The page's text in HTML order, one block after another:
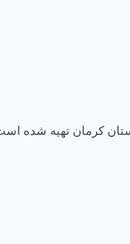
کرمان تهیه شده